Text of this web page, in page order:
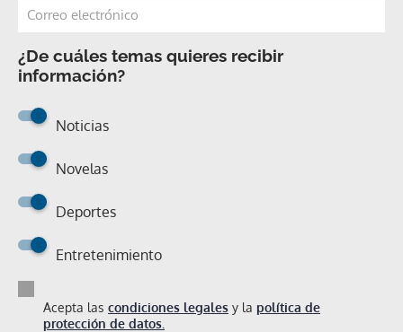
¿De cuáles temas quieres recibir
información?
Noticias
Novelas
Deportes
Entretenimiento
Acepta las condiciones legales y la política de
protección de datos.